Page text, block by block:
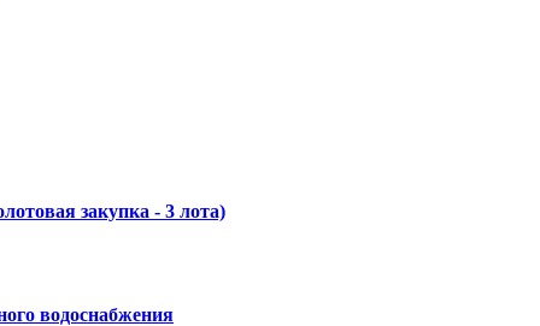
закупка - 3 лота)
водоснабжения